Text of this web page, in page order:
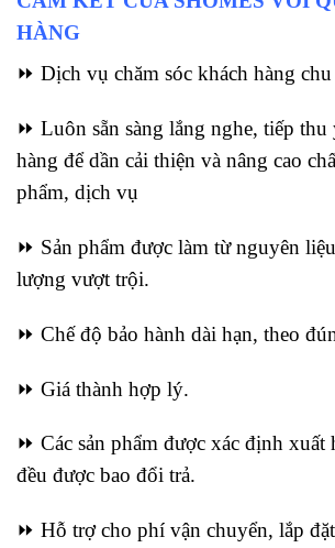
HÀNG
⏩ Dịch vụ chăm sóc khách hàng chu
⏩ Luôn sẵn sàng lắng nghe, tiếp
hàng để dần cải thiện và nâng cao
phẩm, dịch vụ
⏩ Sản phẩm được làm từ nguyên
lượng vượt trội.
⏩ Chế độ bảo hành dài hạn, theo
⏩ Giá thành hợp lý.
⏩ Các sản phẩm được xác định
đều được bao đổi trả.
⏩ Hỗ trợ cho phí vận chuyển, lắp